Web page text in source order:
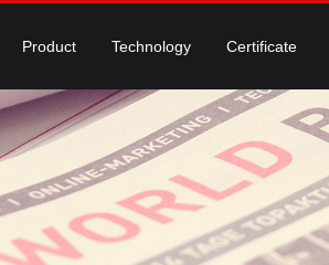
Product Technology Certificate